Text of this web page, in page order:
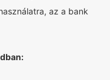
az a bank